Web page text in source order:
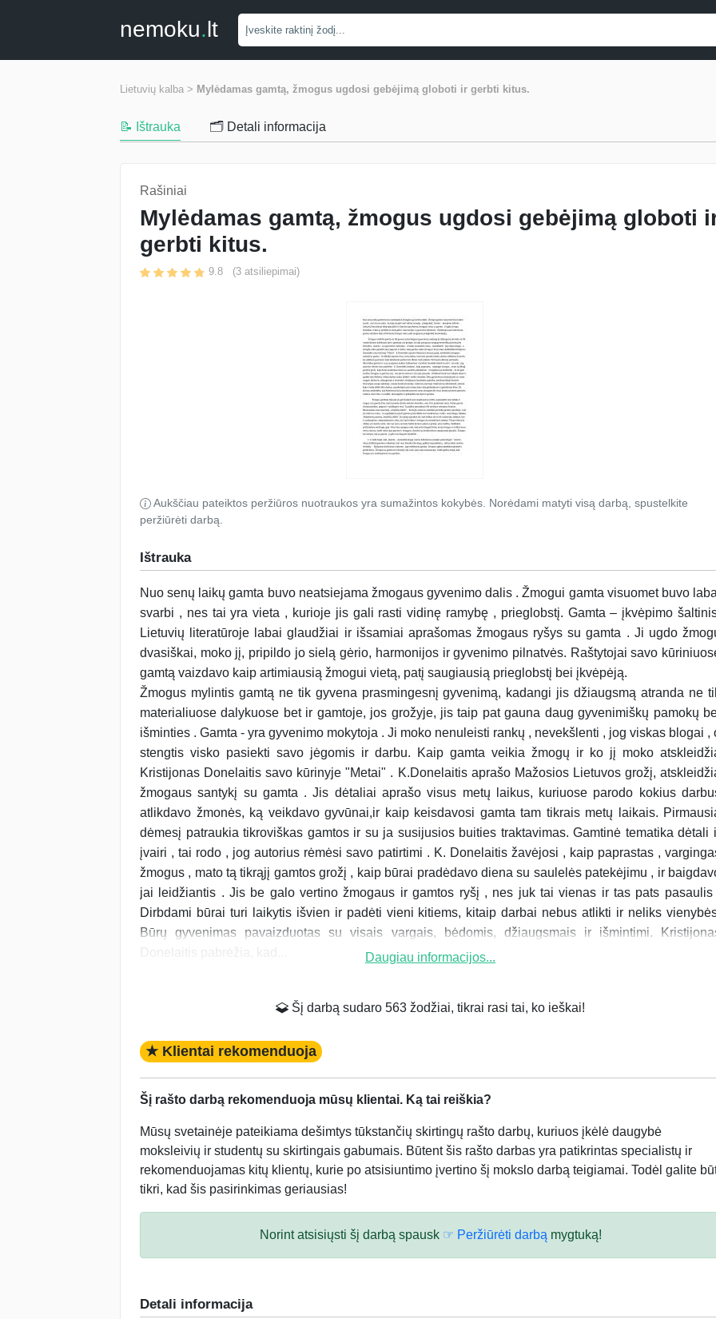
nemoku.lt
Lietuvių kalba > Mylėdamas gamtą, žmogus ugdosi gebėjimą globoti ir gerbti kitus.
📝 Ištrauka 🗂️ Detali informacija
Rašiniai
Mylėdamas gamtą, žmogus ugdosi gebėjimą globoti
gerbti kitus.
9.8 (3 atsiliepimai)
Aukščiau pateiktos peržiūros nuotraukos yra sumažintos kokybės. Norėdami matyti visą darbą, spustelkite
peržiūrėti darbą.
Ištrauka
Nuo senų laikų gamta buvo neatsiejama žmogaus gyvenimo dalis . Žmogui gamta visuomet buvo
svarbi , nes tai yra vieta , kurioje jis gali rasti vidinę ramybę , prieglobstį. Gamta – įkvėpimo
Lietuvių literatūroje labai glaudžiai ir išsamiai aprašomas žmogaus ryšys su gamta . Ji ugdo
dvasiškai, moko jį, pripildo jo sielą gėrio, harmonijos ir gyvenimo pilnatvės. Raštytojai savo
gamtą vaizdavo kaip artimiausią žmogui vietą, patį saugiausią prieglobstį bei įkvėpėją.
Žmogus mylintis gamtą ne tik gyvena prasmingesnį gyvenimą, kadangi jis džiaugsmą atranda ne
materialiuose dalykuose bet ir gamtoje, jos grožyje, jis taip pat gauna daug gyvenimiškų pamokų
išminties . Gamta - yra gyvenimo mokytoja . Ji moko nenuleisti rankų , nevekšlenti , jog viskas blogai ,
stengtis visko pasiekti savo jėgomis ir darbu. Kaip gamta veikia žmogų ir ko jį moko
Kristijonas Donelaitis savo kūrinyje "Metai" . K.Donelaitis aprašo Mažosios Lietuvos grožį,
žmogaus santykį su gamta . Jis dėtaliai aprašo visus metų laikus, kuriuose parodo kokius
atlikdavo žmonės, ką veikdavo gyvūnai,ir kaip keisdavosi gamta tam tikrais metų laikais.
dėmesį patraukia tikroviškas gamtos ir su ja susijusios buities traktavimas. Gamtinė tematika dėtali
įvairi , tai rodo , jog autorius rėmėsi savo patirtimi . K. Donelaitis žavėjosi , kaip paprastas ,
žmogus , mato tą tikrąjį gamtos grožį , kaip būrai pradėdavo diena su saulelės patekėjimu , ir
jai leidžiantis . Jis be galo vertino žmogaus ir gamtos ryšį , nes juk tai vienas ir tas pats pasaulis
Dirbdami būrai turi laikytis išvien ir padėti vieni kitiems, kitaip darbai nebus atlikti ir neliks
Būrų gyvenimas pavaizduotas su visais vargais, bėdomis, džiaugsmais ir išmintimi.
Daugiau informacijos...
Šį darbą sudaro 563 žodžiai, tikrai rasi tai, ko ieškai!
★ Klientai rekomenduoja
Šį rašto darbą rekomenduoja mūsų klientai. Ką tai reiškia?
Mūsų svetainėje pateikiama dešimtys tūkstančių skirtingų rašto darbų, kuriuos įkėlė daugybė
moksleivių ir studentų su skirtingais gabumais. Būtent šis rašto darbas yra patikrintas specialistų ir
rekomenduojamas kitų klientų, kurie po atsisiuntimo įvertino šį mokslo darbą teigiamai. Todėl galite
tikri, kad šis pasirinkimas geriausias!
Norint atsisiųsti šį darbą spausk ☞ Peržiūrėti darbąmygtuką!
Detali informacija